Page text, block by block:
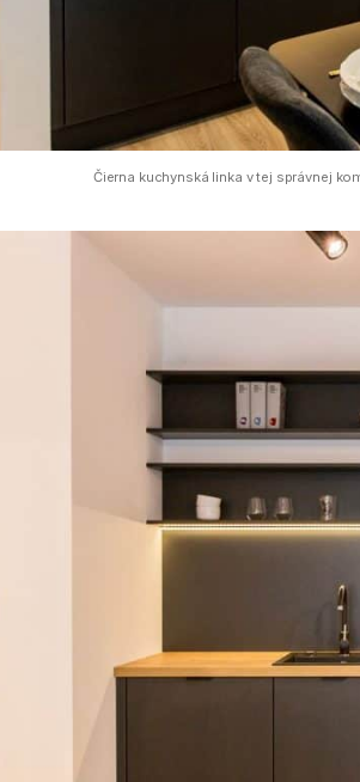
Čierna kuchynská linka v tej správnej